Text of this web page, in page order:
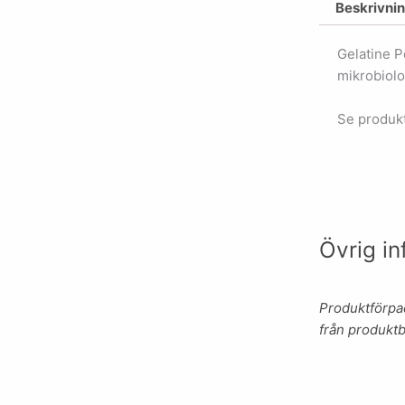
Gelatine
Se
Övrig
från